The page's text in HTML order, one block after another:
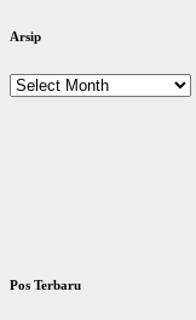
Arsip
Arsip
Pos Terbaru